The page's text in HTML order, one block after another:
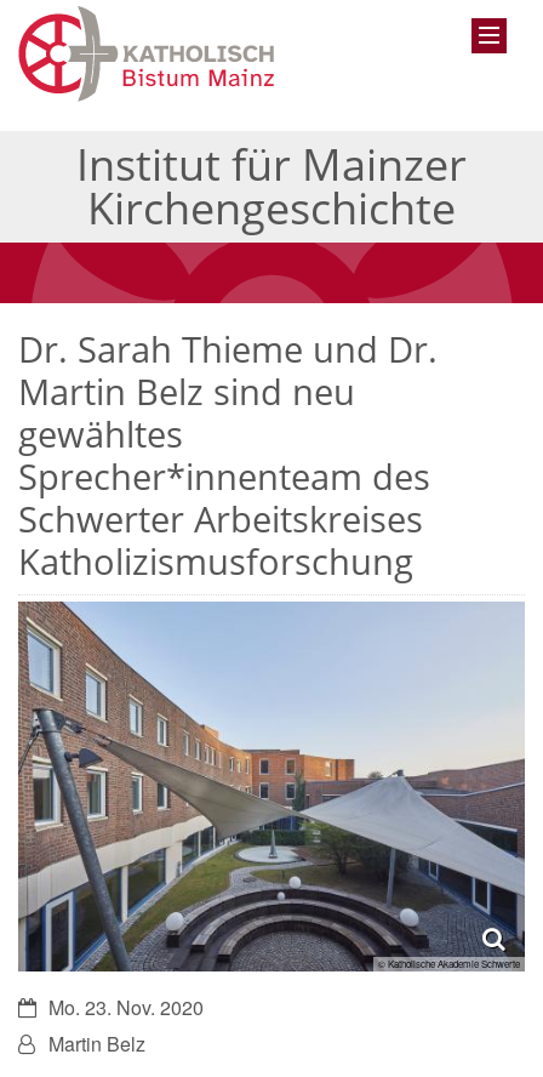
Institut für Mainzer
Kirchengeschichte
Dr. Sarah Thieme und Dr.
Martin Belz sind neu
gewähltes
Sprecher*innenteam des
Schwerter Arbeitskreises
Katholizismusforschung
© Katholische Akademie Schwerte
Datum:Mo. 23. Nov. 2020
Von:Martin Belz